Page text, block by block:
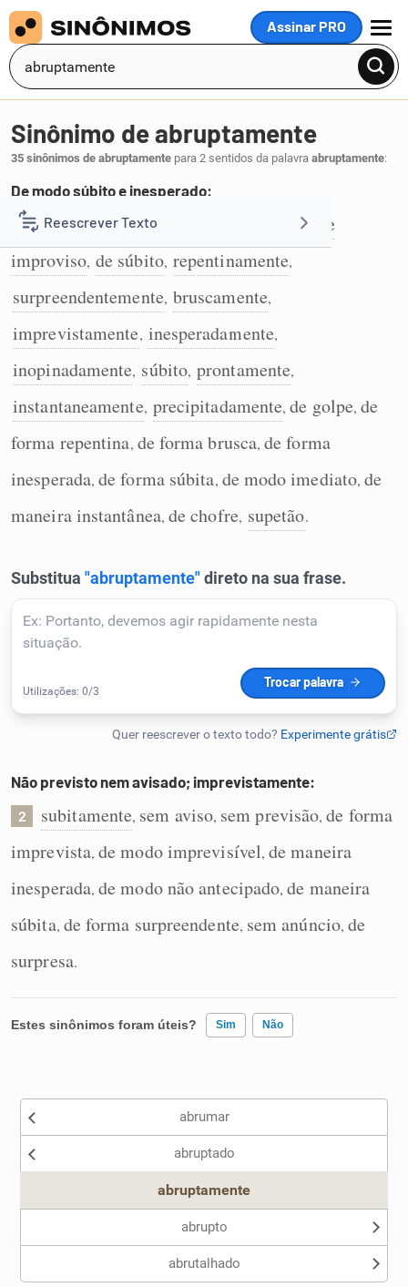
Assinar PRO
MENU
Reescrever Texto
Resumir Texto
Corrigir Texto
Detector de IA
Conexões
Caça-palavras
Sinônimos
Sinônimo de abruptamente
35 sinônimos de abruptamente para 2 sentidos da palavra abruptamente:
De modo súbito e inesperado:
1 de supetão,rapidamente de repente
de
improviso, de súbito, repentinamente,
surpreendentemente, bruscamente,
imprevistamente, inesperadamente,
inopinadamente, súbito, prontamente,
instantaneamente, precipitadamente,de golpe,de
forma repentina, de forma brusca, de forma
inesperada, de forma súbita, de modo imediato,de
maneira instantânea, de chofre, supetão.
Não previsto nem avisado; imprevistamente:
2 subitamente, sem aviso, sem previsão,de forma
imprevista, de modo imprevisível, de maneira
inesperada, de modo não antecipado,de maneira
súbita, de forma surpreendente, sem anúncio, de
surpresa.
Estes sinônimos foram úteis? Sim Não
Nenhum dos sinônimos apresentados me ajudou
abrumar
abruptado
abruptamente
abrupto
abrutalhado